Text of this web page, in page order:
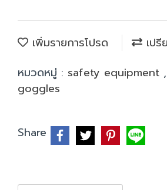
เพิ่มรายการโปรด
เปรี
หมวดหมู่ : safety equipment ,
goggles
Share